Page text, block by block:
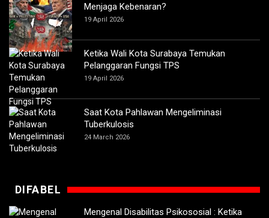
Menjaga Kebenaran?
19 April 2026
Ketika Wali Kota Surabaya Temukan
Pelanggaran Fungsi TPS
19 April 2026
Saat Kota Pahlawan Mengeliminasi
Tuberkulosis
24 March 2026
DIFABEL
Mengenal Disabilitas Psikososial : Ketika